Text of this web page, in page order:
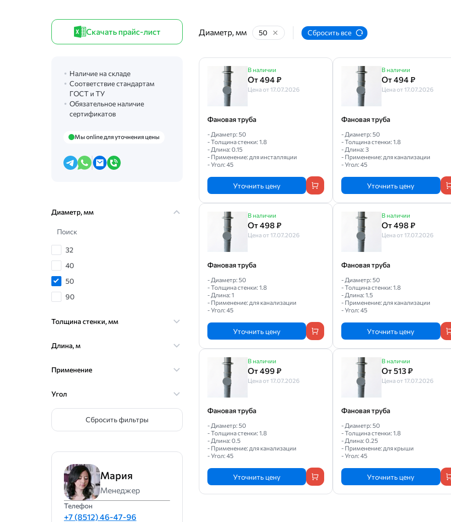
Скачать прайс-лист
Наличие на складе
Соответствие стандартам
ГОСТ и ТУ
Обязательное наличие
сертификатов
Мы online для уточнения цены
Диаметр, мм
Поиск
32
40
50
90
110
160
Толщина стенки, мм
Длина, м
Применение
Угол
Сбросить фильтры
Мария
Менеджер
Телефон
+7 (8512) 46-47-96
Диаметр, мм 50 Сбросить все
В наличии
От 494 ₽
Цена от 17.07.2026
Фановая труба
- Диаметр: 50
- Толщина стенки: 1.8
- Длина: 0.15
- Применение: для инсталляции
- Угол: 45
Уточнить цену
В наличии
От 494 ₽
Цена от 17.07.2026
Фановая труба
- Диаметр: 50
- Толщина стенки: 1.8
- Длина: 3
- Применение: для канализации
- Угол: 45
Уточнить цену
В наличии
От 498 ₽
Цена от 17.07.2026
Фановая труба
- Диаметр: 50
- Толщина стенки: 1.8
- Длина: 1
- Применение: для канализации
- Угол: 45
Уточнить цену
В наличии
От 498 ₽
Цена от 17.07.2026
Фановая труба
- Диаметр: 50
- Толщина стенки: 1.8
- Длина: 1.5
- Применение: для канализации
- Угол: 45
Уточнить цену
В наличии
От 499 ₽
Цена от 17.07.2026
Фановая труба
- Диаметр: 50
- Толщина стенки: 1.8
- Длина: 0.5
- Применение: для канализации
- Угол: 45
Уточнить цену
В наличии
От 513 ₽
Цена от 17.07.2026
Фановая труба
- Диаметр: 50
- Толщина стенки: 1.8
- Длина: 0.25
- Применение: для крыши
- Угол: 45
Уточнить цену